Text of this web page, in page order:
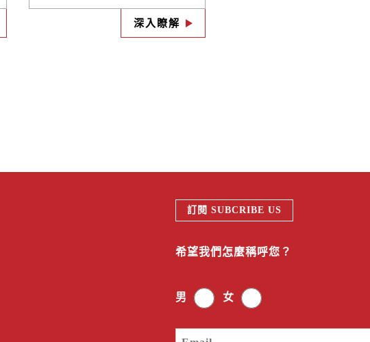
季都是臺灣人的早點宵夜搭
配，寒冷的冬天更是要來一杯
暖呼呼的熱豆漿！不過，你知
#乳糖不耐症 #非基改黃豆
深入瞭解
訂閱 SUBCRIBE US
希望我們怎麼稱呼您？
男 女